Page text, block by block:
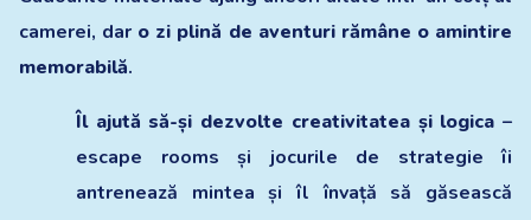
camerei, dar o zi plină de aventuri rămâne o amintire
memorabilă.
Îl ajută să-și dezvolte creativitatea și logica –
escape rooms și jocurile de strategie îi
antrenează mintea și îl învață să găsească